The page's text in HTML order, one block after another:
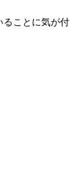
ることに気が付